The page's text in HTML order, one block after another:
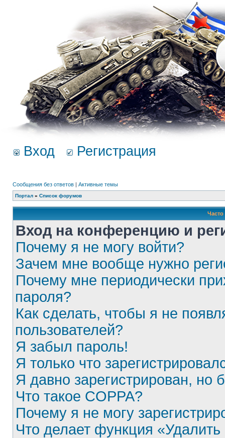
Вход Регистрация
Сообщения без ответов | Активные темы
Портал » Список форумов
Вход на конференцию и
Почему я не могу войти?
Зачем мне вообще нужно
Почему мне периодически
пароля?
Как сделать, чтобы я не
пользователей?
Я забыл пароль!
Я только что
Я давно зарегистрирован, но
Что такое COPPA?
Почему я не могу
Что делает функция